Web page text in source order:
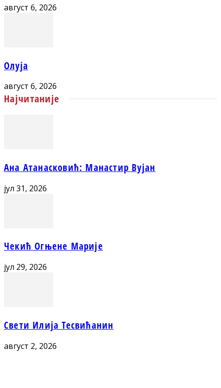
август 6, 2026
Олуја
август 6, 2026
Најчитаније
Ана Атанасковић: Манастир Вујан
јул 31, 2026
Чекић Огњене Марије
јул 29, 2026
Свети Илија Тесвићанин
август 2, 2026